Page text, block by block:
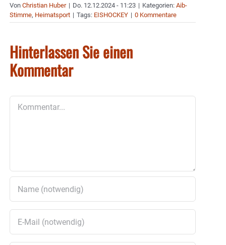
Von Christian Huber | Do. 12.12.2024 - 11:23 | Kategorien: Aib-
Stimme, Heimatsport | Tags: EISHOCKEY | 0 Kommentare
Hinterlassen Sie einen
Kommentar